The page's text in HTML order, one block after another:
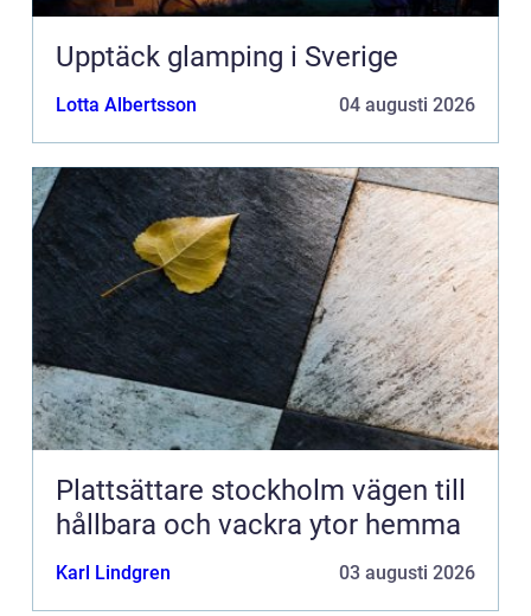
Upptäck glamping i Sverige
Lotta Albertsson 04 augusti 2026
Plattsättare stockholm vägen till
hållbara och vackra ytor hemma
Karl Lindgren 03 augusti 2026